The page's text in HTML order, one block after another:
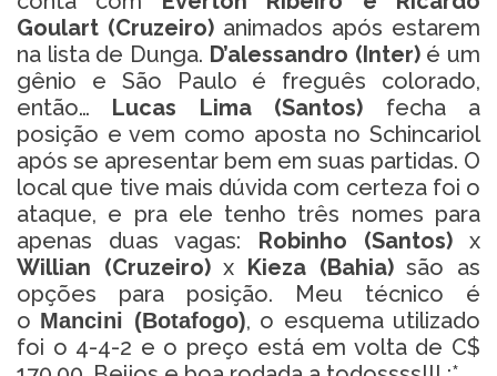
Goulart (Cruzeiro) animados após estarem
na lista de Dunga. D’alessandro (Inter) é um
gênio e São Paulo é freguês colorado,
então… Lucas Lima (Santos) fecha a
posição e vem como aposta no Schincariol
após se apresentar bem em suas partidas. O
local que tive mais dúvida com certeza foi o
ataque, e pra ele tenho três nomes para
apenas duas vagas: Robinho (Santos)x
Willian (Cruzeiro)x Kieza (Bahia)são as
opções para posição. Meu técnico é
o Mancini (Botafogo), o esquema utilizado
foi o 4-4-2 e o preço está em volta de C$